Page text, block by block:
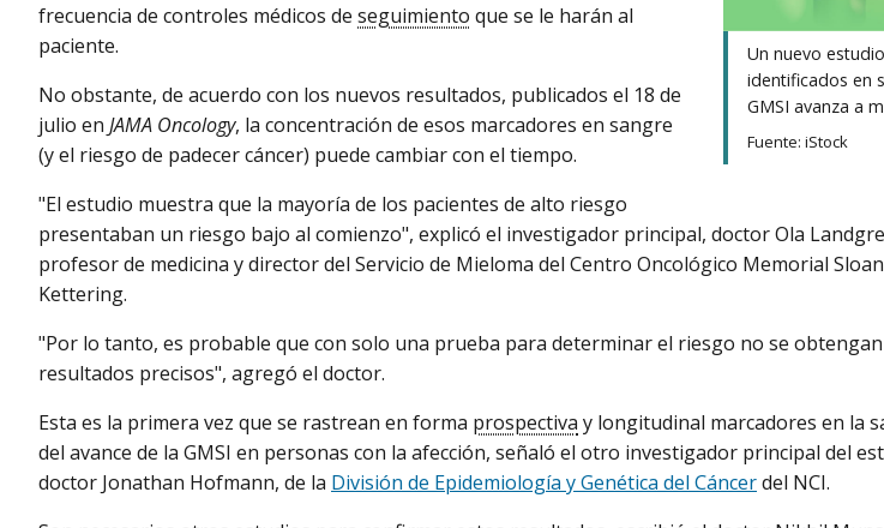
Un nuevo
identificados en
GMSI avanza a
Fuente: iStock
frecuencia de controles médicos de seguimiento que se le harán al
paciente.
No obstante, de acuerdo con los nuevos resultados, publicados el 18 de
julio en JAMA Oncology, la concentración de esos marcadores en sangre
(y el riesgo de padecer cáncer) puede cambiar con el tiempo.
"El estudio muestra que la mayoría de los pacientes de alto riesgo
presentaban un riesgo bajo al comienzo", explicó el investigador principal, doctor Ola
profesor de medicina y director del Servicio de Mieloma del Centro Oncológico Memorial
Kettering.
"Por lo tanto, es probable que con solo una prueba para determinar el riesgo no se obtengan
resultados precisos", agregó el doctor.
Esta es la primera vez que se rastrean en forma prospectiva y longitudinal marcadores en la
del avance de la GMSI en personas con la afección, señaló el otro investigador principal del
doctor Jonathan Hofmann, de la División de Epidemiología y Genética del Cáncerdel NCI.